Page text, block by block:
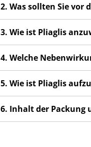
2. Was sollten Sie vor
3. Wie ist Pliaglis
4. Welche
5. Wie ist Pliaglis
6. Inhalt der